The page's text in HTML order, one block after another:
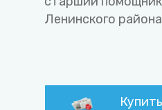
Ленинского